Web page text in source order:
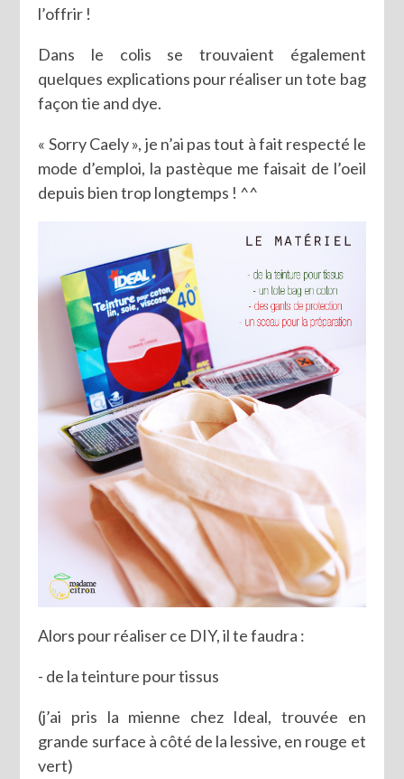
l’offrir !
Dans le colis se trouvaient également
quelques explications pour réaliser un tote bag
façon tie and dye.
« Sorry Caely », je n’ai pas tout à fait respecté le
mode d’emploi, la pastèque me faisait de l’oeil
depuis bien trop longtemps ! ^^
Alors pour réaliser ce DIY, il te faudra :
- de la teinture pour tissus
(j’ai pris la mienne chez Ideal, trouvée en
grande surface à côté de la lessive, en rouge et
vert)